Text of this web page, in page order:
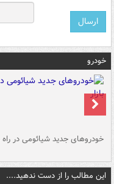
خودرو
خودروهای جدید شیائومی در راه
این مطالب را از دست ندهید....